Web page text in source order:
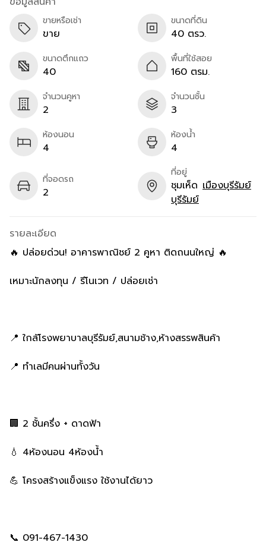
ขายหรือเช่า
ขาย
ขนาดที่ดิน
40 ตรว.
ขนาดตึกแถว
40
พื้นที่ใช้สอย
160 ตรม.
จำนวนคูหา
2
จำนวนชั้น
3
ห้องนอน
4
ห้องน้ำ
4
ที่จอดรถ
2
ที่อยู่
ชุมเห็ด เมืองบุรีรัมย์
บุรีรัมย์
รายละเอียด
🔥 ปล่อยด่วน! อาคารพาณิชย์ 2 คูหา ติดถนนใหญ่ 🔥
เหมาะนักลงทุน / รีโนเวท / ปล่อยเช่า
📍 ใกล้โรงพยาบาลบุรีรัมย์,สนามช้าง,ห้างสรรพสินค้า
📍 ทำเลมีคนผ่านทั้งวัน
🏢 2 ชั้นครึ่ง + ดาดฟ้า
💧 4ห้องนอน 4ห้องน้ำ
💪 โครงสร้างแข็งแรง ใช้งานได้ยาว
📞 091-467-1430